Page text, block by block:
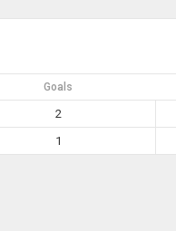
Goals
2
1